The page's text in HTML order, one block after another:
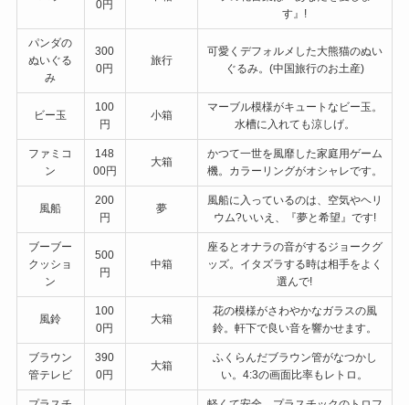
0円
す』!
パンダの
ぬいぐる
み
300
0円
旅行
可愛くデフォルメした大熊猫のぬい
ぐるみ。(中国旅行のお土産)
ビー玉
100
円
小箱
マーブル模様がキュートなビー玉。
水槽に入れても涼しげ。
ファミコ
ン
148
00円
大箱
かつて一世を風靡した家庭用ゲーム
機。カラーリングがオシャレです。
風船
200
円
夢
風船に入っているのは、空気やヘリ
ウム?いいえ、『夢と希望』です!
ブーブー
クッショ
ン
500
円
中箱
座るとオナラの音がするジョークグ
ッズ。イタズラする時は相手をよく
選んで!
風鈴
100
0円
大箱
花の模様がさわやかなガラスの風
鈴。軒下で良い音を響かせます。
ブラウン
管テレビ
390
0円
大箱
ふくらんだブラウン管がなつかし
い。4:3の画面比率もレトロ。